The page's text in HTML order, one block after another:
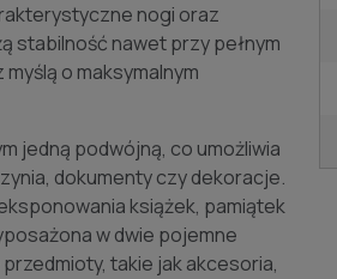
nogi oraz
stabilność nawet przy pełnym
o maksymalnym
jedną podwójną, co umożliwia
dokumenty czy dekoracje.
książek, pamiątek
w dwie pojemne
takie jak akcesoria,